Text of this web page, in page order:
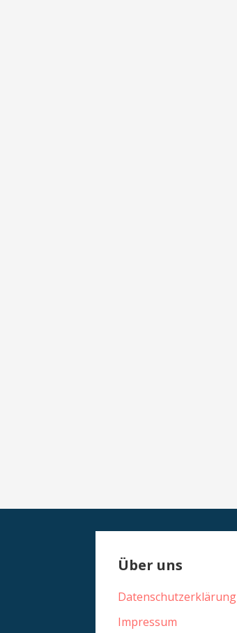
Über uns
Datenschutzerklärung
Impressum